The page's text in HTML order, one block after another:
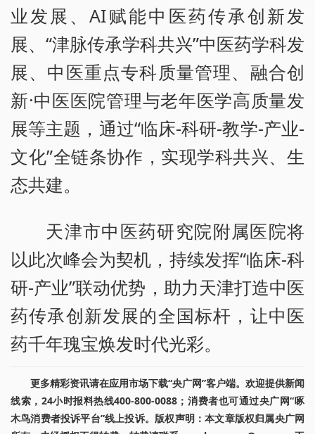
业发展、AI赋能中医药传承创新发
展、“津脉传承学科共兴”中医药学科发
展、中医重点专科质量管理、融合创
新·中医医院管理与老年医学高质量发
展等主题，通过“临床-科研-教学-产业-
文化”全链条协作，实现学科共兴、生
态共建。
天津市中医药研究院附属医院将
以此次峰会为契机，持续发挥“临床-科
研-产业”联动优势，助力天津打造中医
药传承创新发展的全国标杆，让中医
药千年瑰宝焕发时代光彩。
更多精彩资讯请在应用市场下载“央广网”客户端。欢迎提供新闻
线索，24小时报料热线400-800-0088；消费者也可通过央广网“啄
木鸟消费者投诉平台”线上投诉。版权声明：本文章版权归属央广网